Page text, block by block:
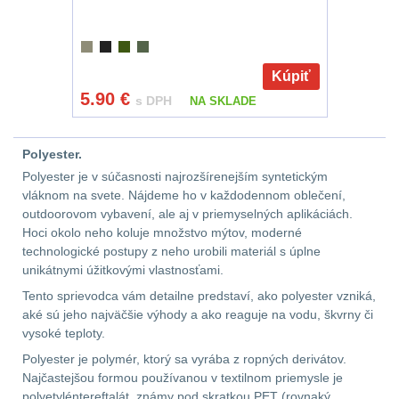
Potápačské
svetlá
Kapesní
svítilny
Policejní
svítilny
Vyhledávací
svítilny
Cestovní batohy a
tašky
Dětské batohy3
Brašne a tašky45
Ledvinky60
Duffle bagy
Univerzalní tašky60
Kúpiť
5.90 € s DPH NA SKLADE
Polyester.
Polyester je v súčasnosti najrozšírenejším syntetickým
vláknom na svete. Nájdeme ho v každodennom oblečení,
outdoorovom vybavení, ale aj v priemyselných aplikáciách.
Hoci okolo neho koluje množstvo mýtov, moderné
technologické postupy z neho urobili materiál s úplne
unikátnymi úžitkovými vlastnosťami.
Tento sprievodca vám detailne predstaví, ako polyester vzniká,
aké sú jeho najväčšie výhody a ako reaguje na vodu, škvrny či
vysoké teploty.
Polyester je polymér, ktorý sa vyrába z ropných derivátov.
Najčastejšou formou používanou v textilnom priemysle je